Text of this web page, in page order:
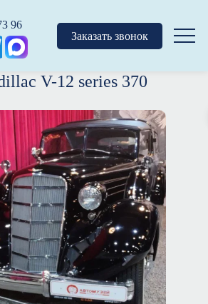
96
Заказать звонок
V-12 series 370